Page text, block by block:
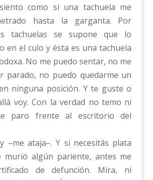
como si una tachuela me
hasta la garganta. Por
tachuelas se supone que lo
en el culo y ésta es una tachuela
No me puedo sentar, no me
parado, no puedo quedarme un
ninguna posición. Y te guste o
voy. Con la verdad no temo ni
paro frente al escritorio del
–me ataja–. Y si necesitás plata
murió algún pariente, antes me
de defunción. Mira, ni